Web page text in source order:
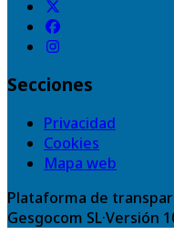
Secciones
Privacidad
Cookies
Mapa web
Plataforma de
Gesgocom SL·Versión